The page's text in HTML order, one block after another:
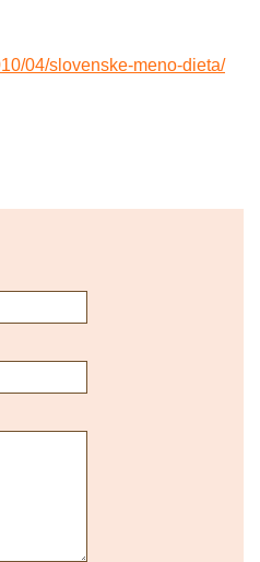
04/slovenske-meno-dieta/